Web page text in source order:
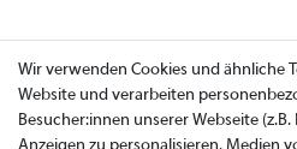
Wir verwenden Cookies und ähnliche
Website und verarbeiten
Besucher:innen unserer Webseite